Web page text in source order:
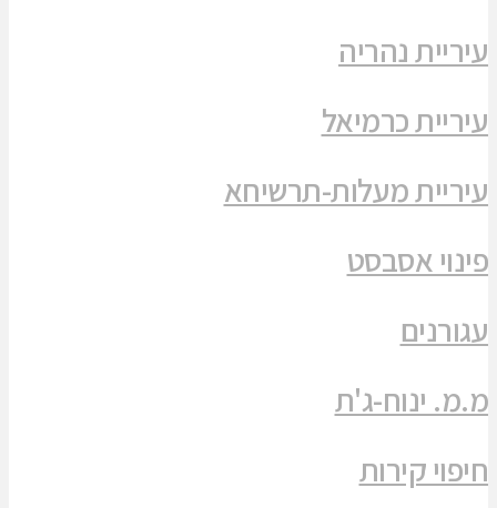
עיריית נהריה
עיריית כרמיאל
עיריית מעלות-תרשיחא
פינוי אסבסט
עגורנים
מ.מ. ינוח-ג'ת
חיפוי קירות